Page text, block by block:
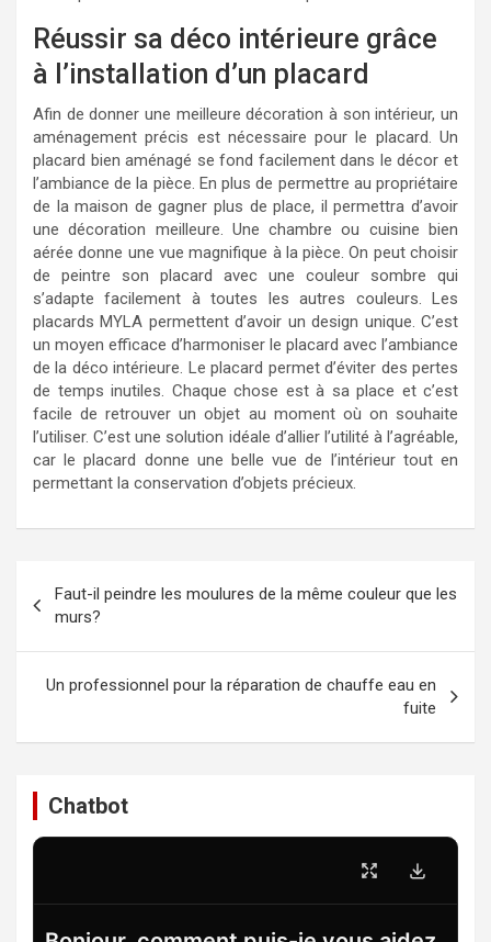
Réussir sa déco intérieure grâce
à l’installation d’un placard
Afin de donner une meilleure décoration à son intérieur, un
aménagement précis est nécessaire pour le placard. Un
placard bien aménagé se fond facilement dans le décor et
l’ambiance de la pièce. En plus de permettre au propriétaire
de la maison de gagner plus de place, il permettra d’avoir
une décoration meilleure. Une chambre ou cuisine bien
aérée donne une vue magnifique à la pièce. On peut choisir
de peintre son placard avec une couleur sombre qui
s’adapte facilement à toutes les autres couleurs. Les
placards MYLA permettent d’avoir un design unique. C’est
un moyen efficace d’harmoniser le placard avec l’ambiance
de la déco intérieure. Le placard permet d’éviter des pertes
de temps inutiles. Chaque chose est à sa place et c’est
facile de retrouver un objet au moment où on souhaite
l’utiliser. C’est une solution idéale d’allier l’utilité à l’agréable,
car le placard donne une belle vue de l’intérieur tout en
permettant la conservation d’objets précieux.
de
l’article
Faut-il peindre les moulures de la même couleur que les
murs?
Un professionnel pour la réparation de chauffe eau en
fuite
Chatbot